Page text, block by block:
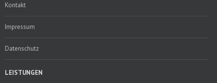
Kontakt
Impressum
Datenschutz
LEISTUNGEN